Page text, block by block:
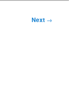
Next →